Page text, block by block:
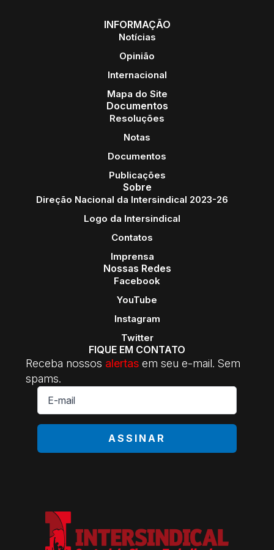
INFORMAÇÃO
Notícias
Opinião
Internacional
Mapa do Site
Documentos
Resoluções
Notas
Documentos
Publicações
Sobre
Direção Nacional da Intersindical 2023-26
Logo da Intersindical
Contatos
Imprensa
Nossas Redes
Facebook
YouTube
Instagram
Twitter
FIQUE EM CONTATO
Receba nossos alertas em seu e-mail. Sem
spams.
E-
mail
ASSINAR